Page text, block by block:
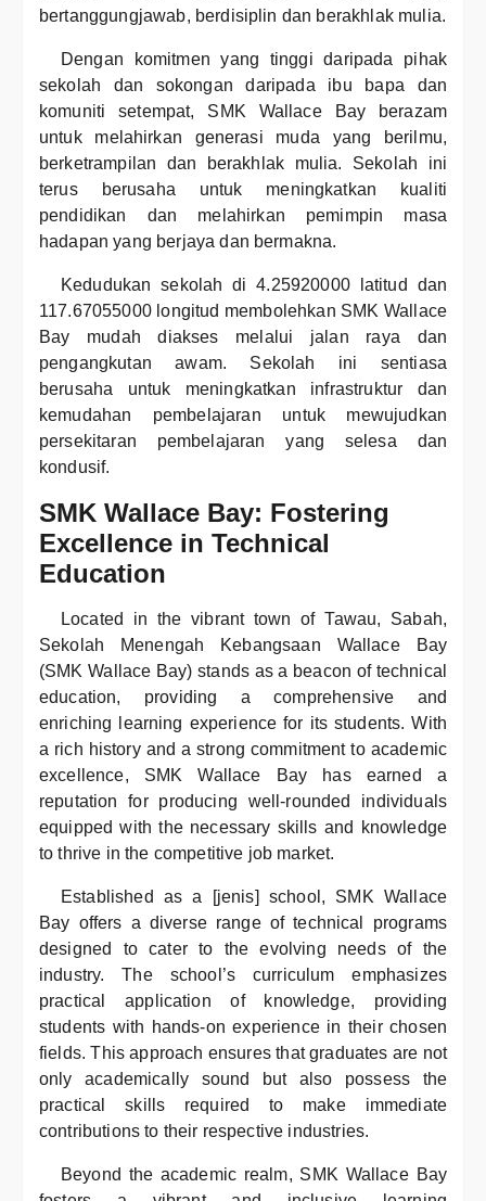
bertanggungjawab, berdisiplin dan berakhlak mulia.
Dengan komitmen yang tinggi daripada pihak
sekolah dan sokongan daripada ibu bapa dan
komuniti setempat, SMK Wallace Bay berazam
untuk melahirkan generasi muda yang berilmu,
berketrampilan dan berakhlak mulia. Sekolah ini
terus berusaha untuk meningkatkan kualiti
pendidikan dan melahirkan pemimpin masa
hadapan yang berjaya dan bermakna.
Kedudukan sekolah di 4.25920000 latitud dan
117.67055000 longitud membolehkan SMK Wallace
Bay mudah diakses melalui jalan raya dan
pengangkutan awam. Sekolah ini sentiasa
berusaha untuk meningkatkan infrastruktur dan
kemudahan pembelajaran untuk mewujudkan
persekitaran pembelajaran yang selesa dan
kondusif.
SMK Wallace Bay: Fostering
Excellence in Technical
Education
Located in the vibrant town of Tawau, Sabah,
Sekolah Menengah Kebangsaan Wallace Bay
(SMK Wallace Bay) stands as a beacon of technical
education, providing a comprehensive and
enriching learning experience for its students. With
a rich history and a strong commitment to academic
excellence, SMK Wallace Bay has earned a
reputation for producing well-rounded individuals
equipped with the necessary skills and knowledge
to thrive in the competitive job market.
Established as a [jenis] school, SMK Wallace
Bay offers a diverse range of technical programs
designed to cater to the evolving needs of the
industry. The school’s curriculum emphasizes
practical application of knowledge, providing
students with hands-on experience in their chosen
fields. This approach ensures that graduates are not
only academically sound but also possess the
practical skills required to make immediate
contributions to their respective industries.
Beyond the academic realm, SMK Wallace Bay